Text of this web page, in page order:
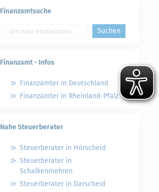
Finanzamtsuche
Suchen
Finanzamt - Infos
Finanzämter in Deutschland
Finanzämter in Rheinland-Pfalz
Nahe Steuerberater
Steuerberater in Hörscheid
Steuerberater in
Schalkenmehren
Steuerberater in Darscheid